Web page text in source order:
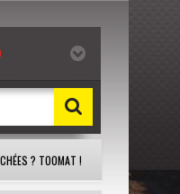
? TOOMAT !